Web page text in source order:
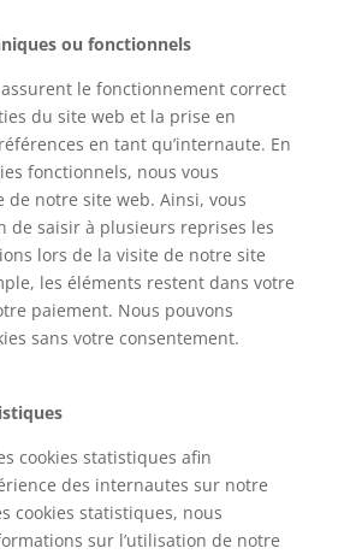
ou fonctionnels
le fonctionnement correct
du site web et la prise en
en tant qu’internaute. En
fonctionnels, nous vous
de notre site web. Ainsi, vous
de saisir à plusieurs reprises les
lors de la visite de notre site
les éléments restent dans votre
paiement. Nous pouvons
sans votre consentement.
cookies statistiques afin
des internautes sur notre
cookies statistiques, nous
sur l’utilisation de notre